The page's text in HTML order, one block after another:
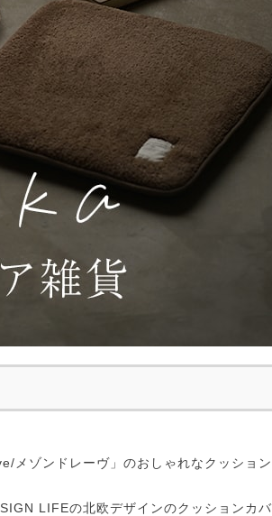
ゾンドレーヴ」のおしゃれなクッション
LIFEの北欧デザインのクッションカバ